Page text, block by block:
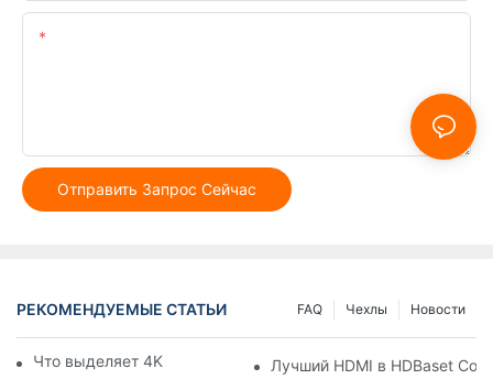
Отправить Запрос Сейчас
РЕКОМЕНДУЕМЫЕ СТАТЬИ Новости
Чехлы
FAQ
Что выделяет 4K kvm -расширителиЛучший HDMI в HDBaset